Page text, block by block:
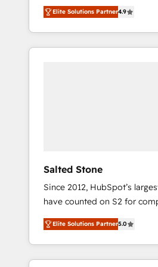
North America. Avec plus de
marketing automation,
webdesign. Markentive is both a consulting firm, a
digital agency and an
Elite Solutions Partner4.9
Salted Stone
Since 2012, HubSpot’s
have counted on S2 for
management, systems
solutions that deliver
transform brand experiences As one of the few
service creative agencies in
Elite Solutions Partner5.0